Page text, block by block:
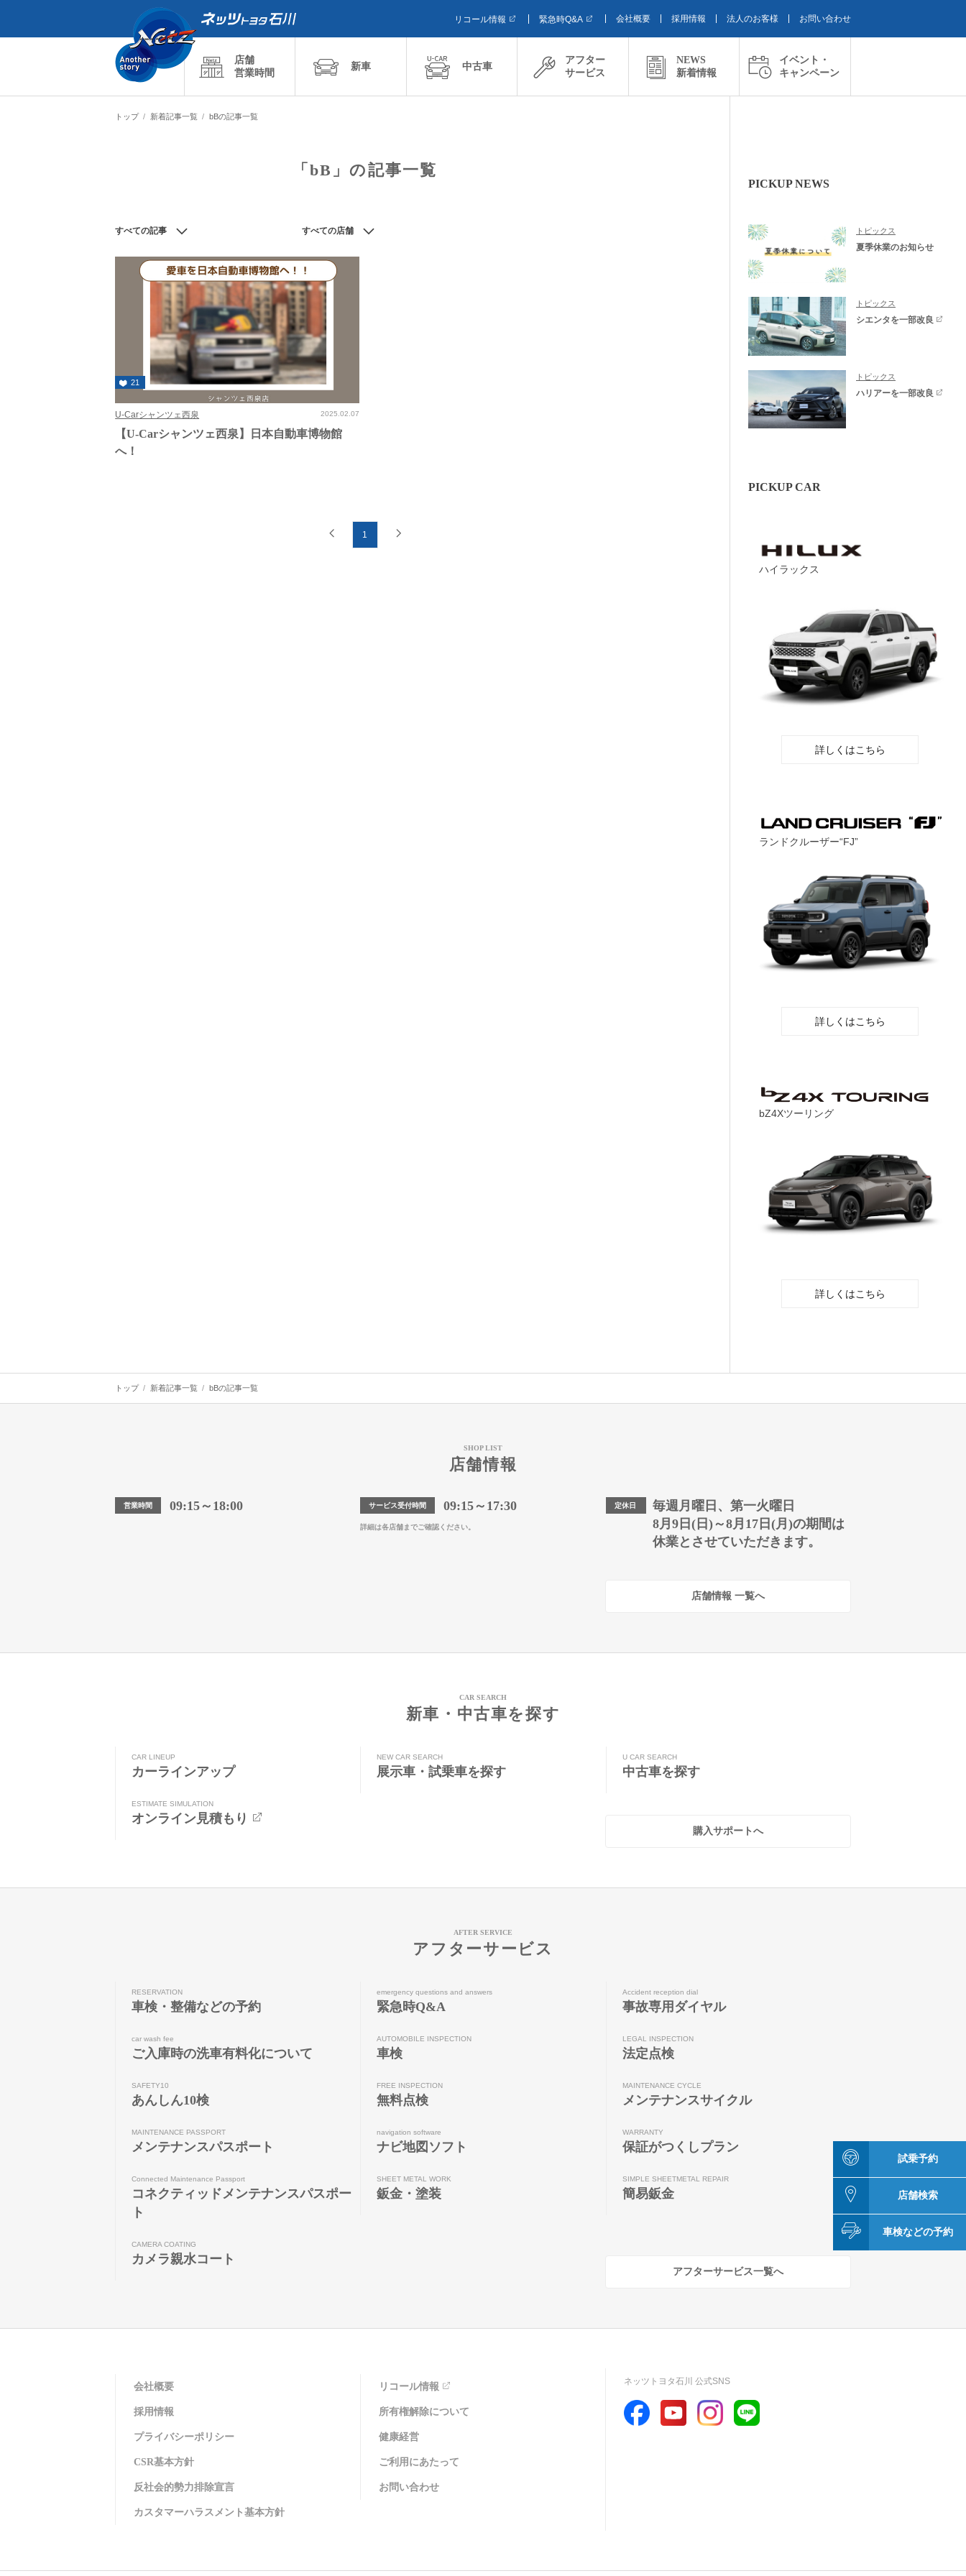
リコール情報 緊急時Q&A 会社概要 採用情報 法人のお客様 お問い合わせ
店舗
営業時間
新車 中古車
アフター
サービス
NEWS
新着情報
イベント・
キャンペーン
試乗予約
店舗検索
車検などの予約
トップ 新着記事一覧 bBの記事一覧
「bB」の記事一覧
すべての記事 すべての店舗
21
U-Carシャンツェ西泉 2025.02.07
【U-Carシャンツェ西泉】日本自動車博物館
へ！
1
PICKUP NEWS
トピックス
夏季休業のお知らせ
トピックス
シエンタを一部改良
トピックス
ハリアーを一部改良
PICKUP CAR
ハイラックス
詳しくはこちら
ランドクルーザー“FJ”
詳しくはこちら
bZ4Xツーリング
詳しくはこちら
トップ 新着記事一覧 bBの記事一覧
SHOP LIST
店舗情報
営業時間 09:15～18:00 サービス受付時間 09:15～17:30
詳細は各店舗までご確認ください。
定休日
毎週月曜日、第一火曜日
8月9日(日)～8月17日(月)の期間は
休業とさせていただきます。
店舗情報 一覧へ
CAR SEARCH
新車・中古車を探す
CAR LINEUP
カーラインアップ
NEW CAR SEARCH
展示車・試乗車を探す
U CAR SEARCH
中古車を探す
ESTIMATE SIMULATION
オンライン見積もり
購入サポートへ
AFTER SERVICE
アフターサービス
RESERVATION
車検・整備などの予約
emergency questions and answers
緊急時Q&A
Accident reception dial
事故専用ダイヤル
car wash fee
ご入庫時の洗車有料化について
AUTOMOBILE INSPECTION
車検
LEGAL INSPECTION
法定点検
SAFETY10
あんしん10検
FREE INSPECTION
無料点検
MAINTENANCE CYCLE
メンテナンスサイクル
MAINTENANCE PASSPORT
メンテナンスパスポート
navigation software
ナビ地図ソフト
WARRANTY
保証がつくしプラン
Connected Maintenance Passport
コネクティッドメンテナンスパスポー
ト
SHEET METAL WORK
鈑金・塗装
SIMPLE SHEETMETAL REPAIR
簡易鈑金
CAMERA COATING
カメラ親水コート
アフターサービス一覧へ
会社概要 リコール情報
採用情報 所有権解除について
プライバシーポリシー 健康経営
CSR基本方針 ご利用にあたって
反社会的勢力排除宣言 お問い合わせ
カスタマーハラスメント基本方針
ネッツトヨタ石川 公式SNS